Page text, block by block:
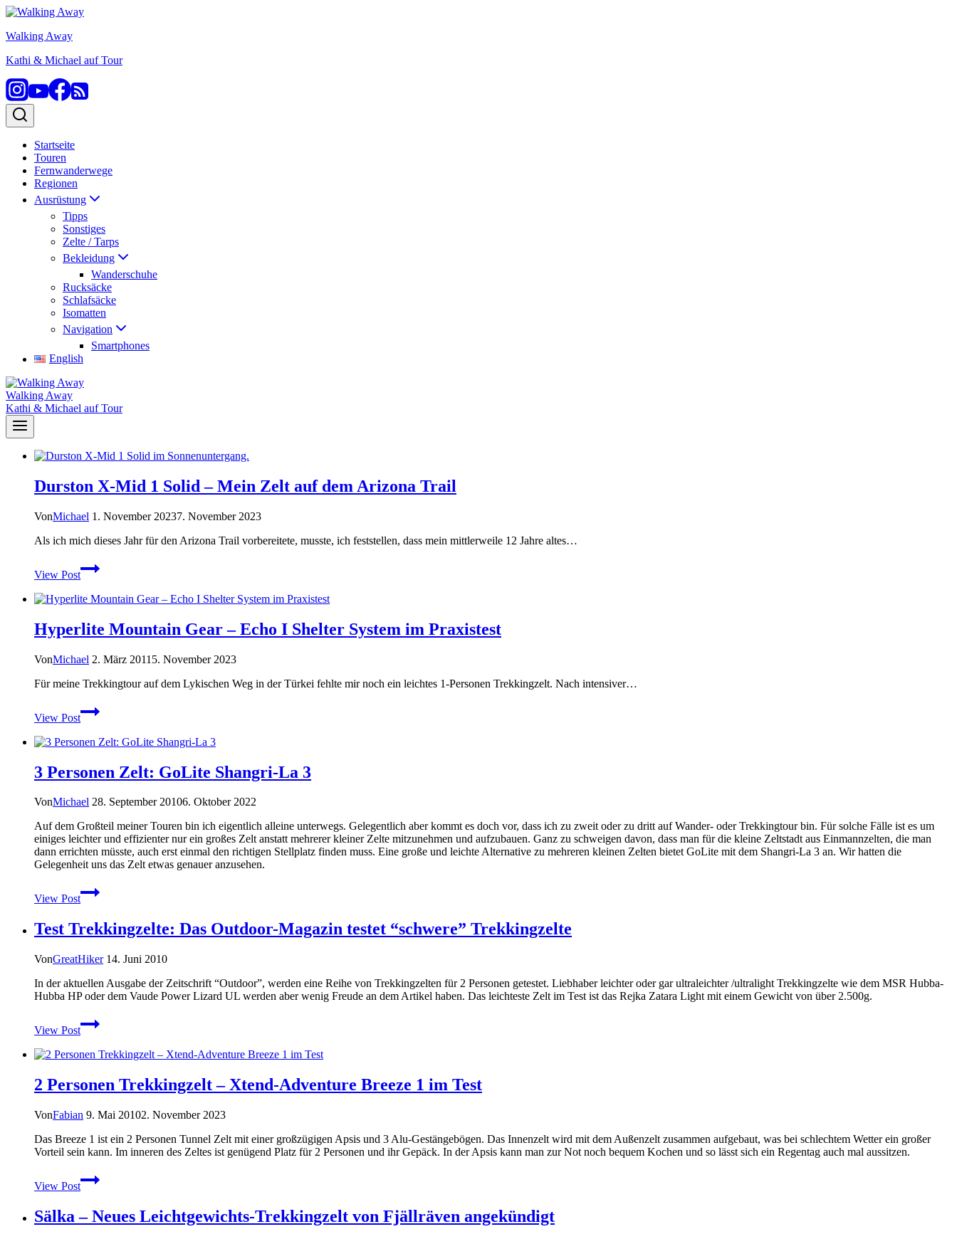
Zum
springen
Walking Away
Kathi & Michael auf Tour
Startseite
Touren
Fernwanderwege
Regionen
Ausrüstung
Tipps
Sonstiges
Zelte / Tarps
Bekleidung
Wanderschuhe
Rucksäcke
Schlafsäcke
Isomatten
Navigation
Smartphones
English
Walking Away
Kathi & Michael auf Tour
Durston X-Mid 1 Solid – Mein Zelt auf dem Arizona Trail
VonMichael 1. November 20237. November 2023
Als ich mich dieses Jahr für den Arizona Trail vorbereitete, musste, ich feststellen, dass mein mittlerweile 12 Jahre altes…
View Post
Durston
X-
1
–
Mein
Zelt
auf
dem
Trail
Hyperlite Mountain Gear – Echo I Shelter System im Praxistest
VonMichael 2. März 2011 5. November 2023
Für meine Trekkingtour auf dem Lykischen Weg in der Türkei fehlte mir noch ein leichtes 1-Personen Trekkingzelt. Nach intensiver…
View Post
Hyperlite
Mountain
–
I
Shelter
System
im
Praxistest
3 Personen Zelt: GoLite Shangri-La 3
VonMichael 28. September 20106. Oktober 2022
Auf dem Großteil meiner Touren bin ich eigentlich alleine unterwegs. Gelegentlich aber kommt es doch vor, dass ich zu zweit oder zu dritt auf Wander- oder Trekkingtour bin. Für solche Fälle ist es um
einiges leichter und effizienter nur ein großes Zelt anstatt mehrerer kleiner Zelte mitzunehmen und aufzubauen. Ganz zu schweigen davon, dass man für die kleine Zeltstadt aus Einmannzelten, die man
dann errichten müsste, auch erst einmal den richtigen Stellplatz finden muss. Eine große und leichte Alternative zu mehreren kleinen Zelten bietet GoLite mit dem Shangri-La 3 an. Wir hatten die
Gelegenheit uns das Zelt etwas genauer anzusehen.
View Post
3
Personen
GoLite
Shangri-
La
3
Test Trekkingzelte: Das Outdoor-Magazin testet “schwere” Trekkingzelte
VonGreatHiker 14. Juni 2010
In der aktuellen Ausgabe der Zeitschrift “Outdoor”, werden eine Reihe von Trekkingzelten für 2 Personen getestet. Liebhaber leichter oder gar ultraleichter /ultralight Trekkingzelte wie dem MSR Hubba-
Hubba HP oder dem Vaude Power Lizard UL werden aber wenig Freude an dem Artikel haben. Das leichteste Zelt im Test ist das Rejka Zatara Light mit einem Gewicht von über 2.500g.
View Post
Test
Trekkingzelte:
Outdoor-
testet
“schwere”
Trekkingzelte
2 Personen Trekkingzelt – Xtend-Adventure Breeze 1 im Test
VonFabian 9. Mai 20102. November 2023
Das Breeze 1 ist ein 2 Personen Tunnel Zelt mit einer großzügigen Apsis und 3 Alu-Gestängebögen. Das Innenzelt wird mit dem Außenzelt zusammen aufgebaut, was bei schlechtem Wetter ein großer
Vorteil sein kann. Im inneren des Zeltes ist genügend Platz für 2 Personen und ihr Gepäck. In der Apsis kann man zur Not noch bequem Kochen und so lässt sich ein Regentag auch mal aussitzen.
View PostPersonen
Xtend-
Sälka – Neues Leichtgewichts-Trekkingzelt von Fjällräven angekündigt